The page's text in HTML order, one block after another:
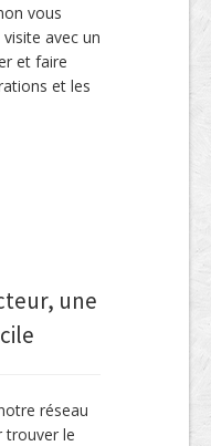
vous
avec un
et faire
et les
une
réseau
trouver le